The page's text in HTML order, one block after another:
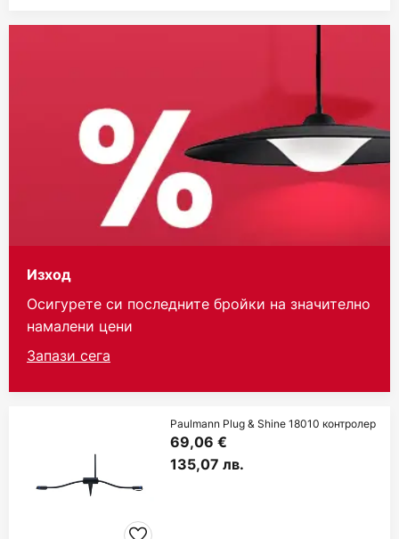
Изход
Осигурете си последните бройки на значително
намалени цени
Запази сега
Paulmann Plug & Shine 18010 контролер
69,06 €
135,07 лв.